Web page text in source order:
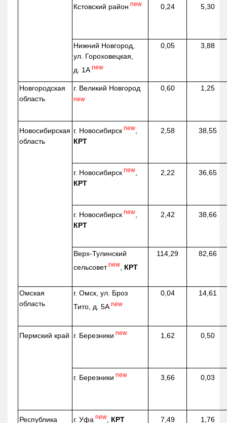
Кстовский район new 0,24 5,30
Нижний Новгород,
ул. Гороховецкая,
д. 1А new
0,05 3,88
Новгородская
область
г. Великий Новгород
new
0,60 1,25
Новосибирская
область
г. Новосибирск new
КРТ
2,58 38,55
г. Новосибирск new
КРТ
2,22 36,65
г. Новосибирск new
КРТ
2,42 38,66
Верх-Тулинский
сельсовет new КРТ
114,29 82,66
Омская
область
г. Омск, ул. Броз
Тито, д. 5А new
0,04 14,61
Пермский край г. Березники new 1,62 0,50
г. Березники new 3,66 0,03
Республика г. Уфа new КРТ 7,49 1,76